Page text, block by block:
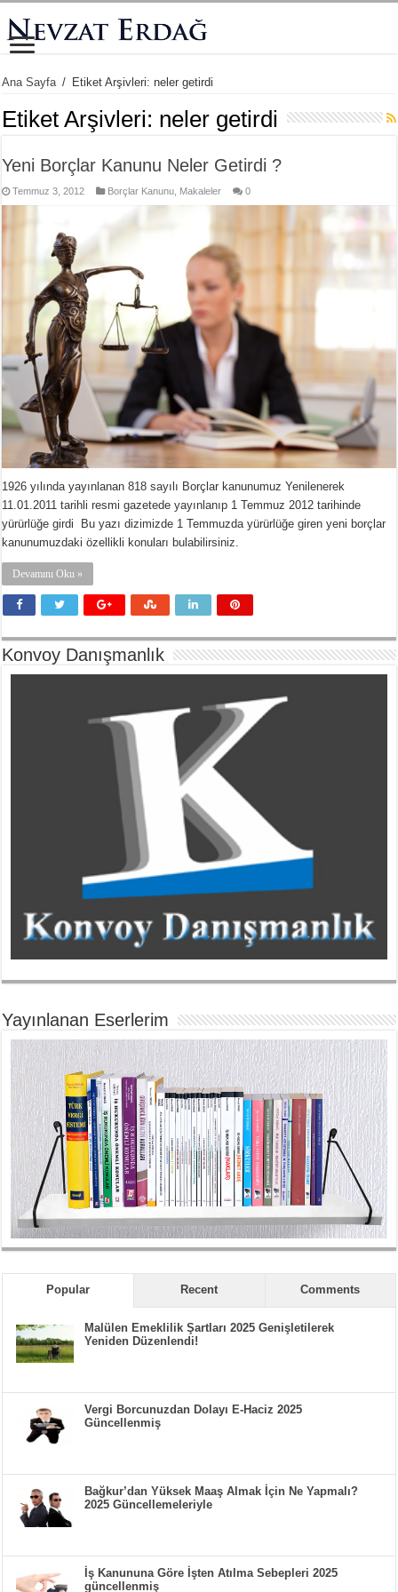
Ana Sayfa / Etiket Arşivleri: neler getirdi
Etiket Arşivleri: neler getirdi
Yeni Borçlar Kanunu Neler Getirdi ?
Temmuz 3, 2012 Borçlar Kanunu Makaleler 0
1926 yılında yayınlanan 818 sayılı Borçlar kanunumuz Yenilenerek
11.01.2011 tarihli resmi gazetede yayınlanıp 1 Temmuz 2012 tarihinde
yürürlüğe girdi Bu yazı dizimizde 1 Temmuzda yürürlüğe giren yeni borçlar
kanunumuzdaki özellikli konuları bulabilirsiniz.
Devamını Oku »
Konvoy Danışmanlık
Yayınlanan Eserlerim
Popular Recent Comments
Malülen Emeklilik Şartları 2025 Genişletilerek
Yeniden Düzenlendi!
Vergi Borcunuzdan Dolayı E-Haciz 2025
Güncellenmiş
Bağkur’dan Yüksek Maaş Almak İçin Ne Yapmalı?
2025 Güncellemeleriyle
İş Kanununa Göre İşten Atılma Sebepleri 2025
güncellenmiş